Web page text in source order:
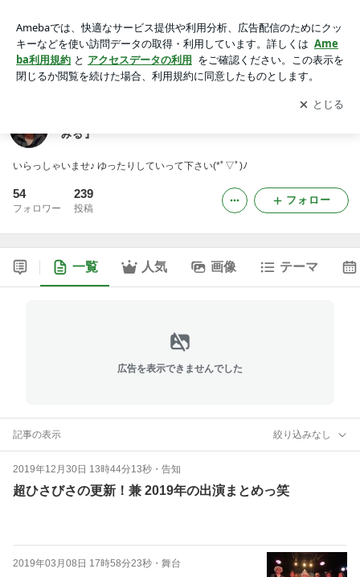
アプリをダウンロードして ブログの更新通知
を受け取りまし
ょう。
開く
みる』
いらっしゃいませ♪ ゆったりしていって下さい(*ﾟ▽ﾟ)ﾉ
54
フォロワー
239
投稿
フォロー
一覧 人気 画像 テーマ
広告を表示できませんでした
記事の表示 絞り込みなし
2019年12月30日 13時44分13秒 ・ 告知
超ひさびさの更新！兼 2019年の出演まとめっ笑
2019年03月08日 17時58分23秒 ・ 舞台